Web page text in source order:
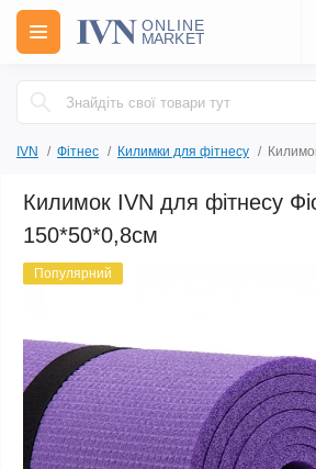
IVN Фітнес Килимки для фітнесу
Килимок IVN для фітнесу
150*50*0,8см
Популярний